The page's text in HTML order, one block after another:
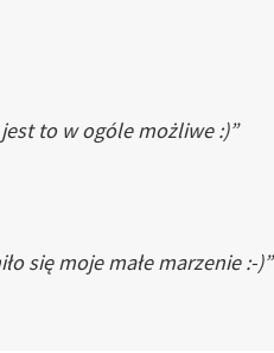
to w ogóle możliwe :)”
się moje małe marzenie :-)”